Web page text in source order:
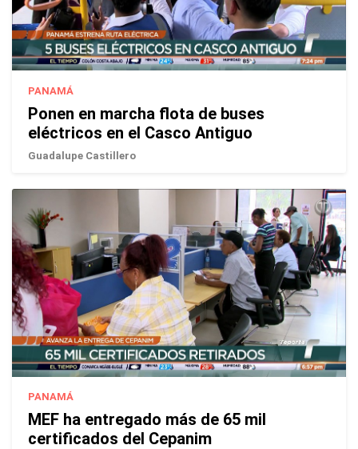
PANAMÁ
Ponen en marcha flota de buses
eléctricos en el Casco Antiguo
Guadalupe Castillero
PANAMÁ
MEF ha entregado más de 65 mil
certificados del Cepanim